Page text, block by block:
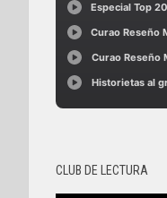
CLUB DE LECTURA